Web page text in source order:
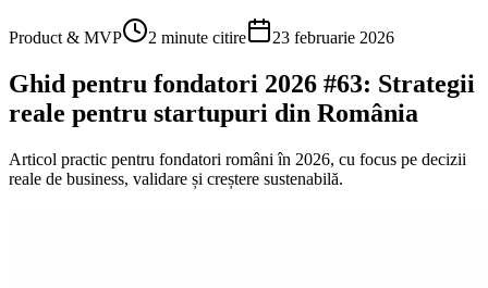
Product & MVP 2 minute citire 23 februarie 2026
Ghid pentru fondatori 2026 #63: Strategii
reale pentru startupuri din România
Articol practic pentru fondatori români în 2026, cu focus pe decizii
reale de business, validare și creștere sustenabilă.